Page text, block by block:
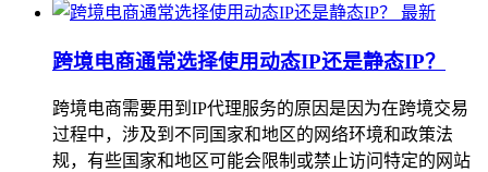
最新
跨境电商通常选择使用动态IP还是静态IP？
跨境电商需要用到IP代理服务的原因是因为在跨境交易
过程中，涉及到不同国家和地区的网络环境和政策法
规，有些国家和地区可能会限制或禁止访问特定的网站